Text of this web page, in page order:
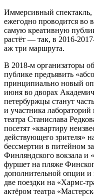
Иммерсивный спектакль,
ежегодно проводится во
самую креативную
растёт — так, в 2016-
аж три маршрута.
В 2018-м организаторы
публике предъявить
принципиально новый
июня во дворах
петербуржцы станут
и участника
театра Станислава
посетят «квартиру
действующего зрителя»
бессмертии в питейном
Финляндского вокзала и
фуршет на пляже
дополнительной опции и
две поездки на «Хармс-
актёром театра